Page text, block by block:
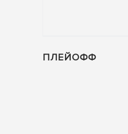
ПЛЕЙОФФ